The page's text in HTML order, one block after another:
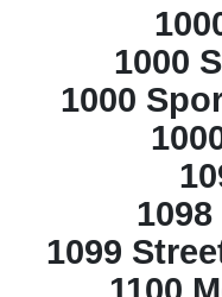
1000
1000
1099
1100